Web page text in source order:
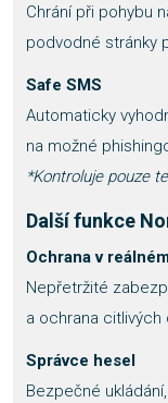
Chrání při pohybu
podvodné stránky
Safe SMS
Automaticky
na možné
*Kontroluje pouze
Další funkce
Ochrana v
Nepřetržité
a ochrana citlivých
Správce hesel
Bezpečné